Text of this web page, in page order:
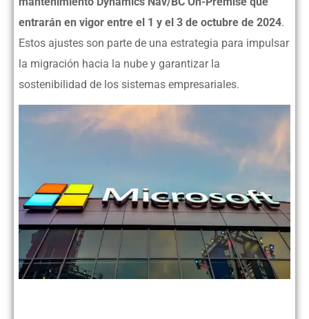
entrarán en vigor entre el 1 y el 3 de octubre de 2024.
Estos ajustes son parte de una estrategia para impulsar
la migración hacia la nube y garantizar la
sostenibilidad de los sistemas empresariales.